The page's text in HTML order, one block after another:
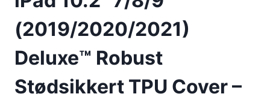
(2019/2020/2021)
Deluxe™ Robust
Stødsikkert TPU Cover –